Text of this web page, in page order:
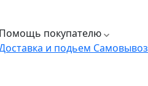
Помощь покупателю
и подьем Самовывоз